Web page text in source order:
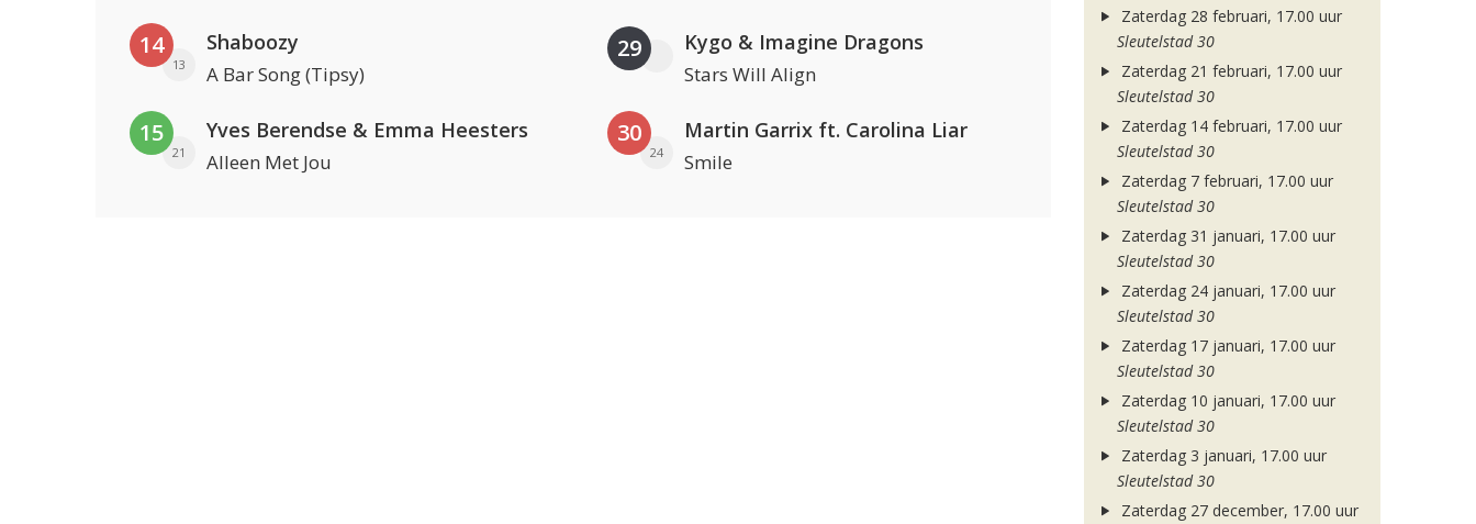
14
13
Shaboozy
A Bar Song (Tipsy)
15
21
Yves Berendse & Emma Heesters
Alleen Met Jou
29 Kygo & Imagine Dragons
Stars Will Align
30
24
Martin Garrix ft. Carolina Liar
Smile
Zaterdag 28 februari, 17.00 uur
Sleutelstad 30
Zaterdag 21 februari, 17.00 uur
Sleutelstad 30
Zaterdag 14 februari, 17.00 uur
Sleutelstad 30
Zaterdag 7 februari, 17.00 uur
Sleutelstad 30
Zaterdag 31 januari, 17.00 uur
Sleutelstad 30
Zaterdag 24 januari, 17.00 uur
Sleutelstad 30
Zaterdag 17 januari, 17.00 uur
Sleutelstad 30
Zaterdag 10 januari, 17.00 uur
Sleutelstad 30
Zaterdag 3 januari, 17.00 uur
Sleutelstad 30
Zaterdag 27 december, 17.00 uur